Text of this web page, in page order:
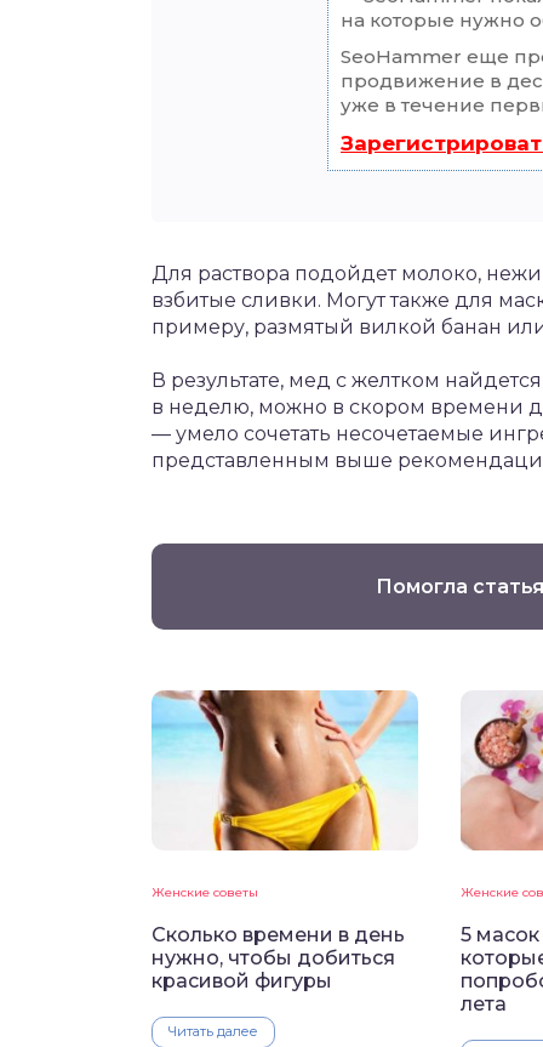
на которые нужно
SeoHammer еще
продвижение в
уже в течение
Для раствора подойдет молоко,
взбитые сливки. Могут также для
примеру, размятый вилкой банан
В результате, мед с желтком
в неделю, можно в скором времени
— умело сочетать несочетаемые
представленным выше
Помогла
Женские советы
Сколько времени в день
нужно, чтобы добиться
красивой фигуры
Читать далее
Женские
5
лета